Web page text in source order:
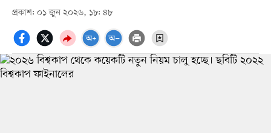
প্রকাশ: ০১ জুন ২০২৬, ১৮: ৪৮